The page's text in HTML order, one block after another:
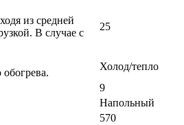
из средней
В случае с
25
Холод/тепло
9
Напольный
570